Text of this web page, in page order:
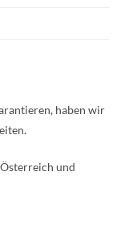
haben wir
und